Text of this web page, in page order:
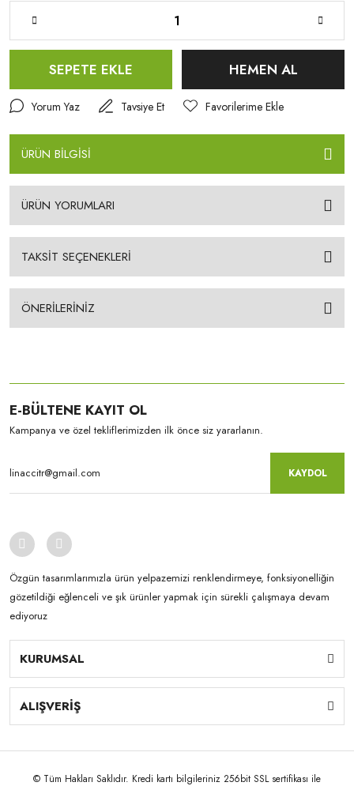
SEPETE EKLE HEMEN AL
Yorum Yaz Tavsiye Et
ÜRÜN BİLGİSİ
ÜRÜN YORUMLARI
TAKSİT SEÇENEKLERİ
ÖNERİLERİNİZ
E-BÜLTENE KAYIT OL
Kampanya ve özel tekliflerimizden ilk önce siz yararlanın.
KAYDOL
Özgün tasarımlarımızla ürün yelpazemizi renklendirmeye, fonksiyonelliğin
gözetildiği eğlenceli ve şık ürünler yapmak için sürekli çalışmaya devam
ediyoruz
KURUMSAL
ALIŞVERİŞ
© Tüm Hakları Saklıdır. Kredi kartı bilgileriniz 256bit SSL sertifikası ile